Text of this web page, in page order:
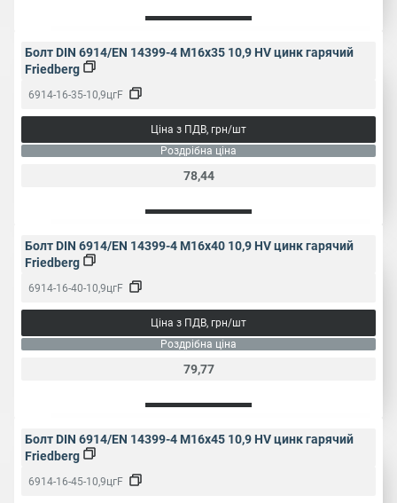
Болт DIN 6914/EN 14399-4 M16x35 10,9 HV цинк гарячий
Friedberg
6914-16-35-10,9цгF
Ціна з ПДВ, грн/шт
Роздрібна ціна
78,44
Болт DIN 6914/EN 14399-4 M16x40 10,9 HV цинк гарячий
Friedberg
6914-16-40-10,9цгF
Ціна з ПДВ, грн/шт
Роздрібна ціна
79,77
Болт DIN 6914/EN 14399-4 M16x45 10,9 HV цинк гарячий
Friedberg
6914-16-45-10,9цгF